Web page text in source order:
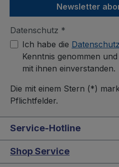
Newsletter
Datenschutz *
Ich habe die
Kenntnis genommen und
mit ihnen einverstanden.
Die mit einem Stern (*)
Pflichtfelder.
Service-Hotline
Shop Service